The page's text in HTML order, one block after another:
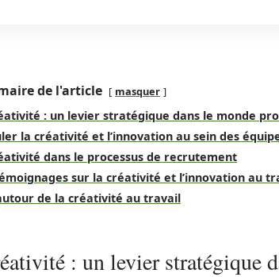
de l'article masquer
: un levier stratégique dans le monde
la créativité et l’innovation au sein des
dans le processus de recrutement
sur la créativité et l’innovation au
de la créativité au travail
: un levier stratégique